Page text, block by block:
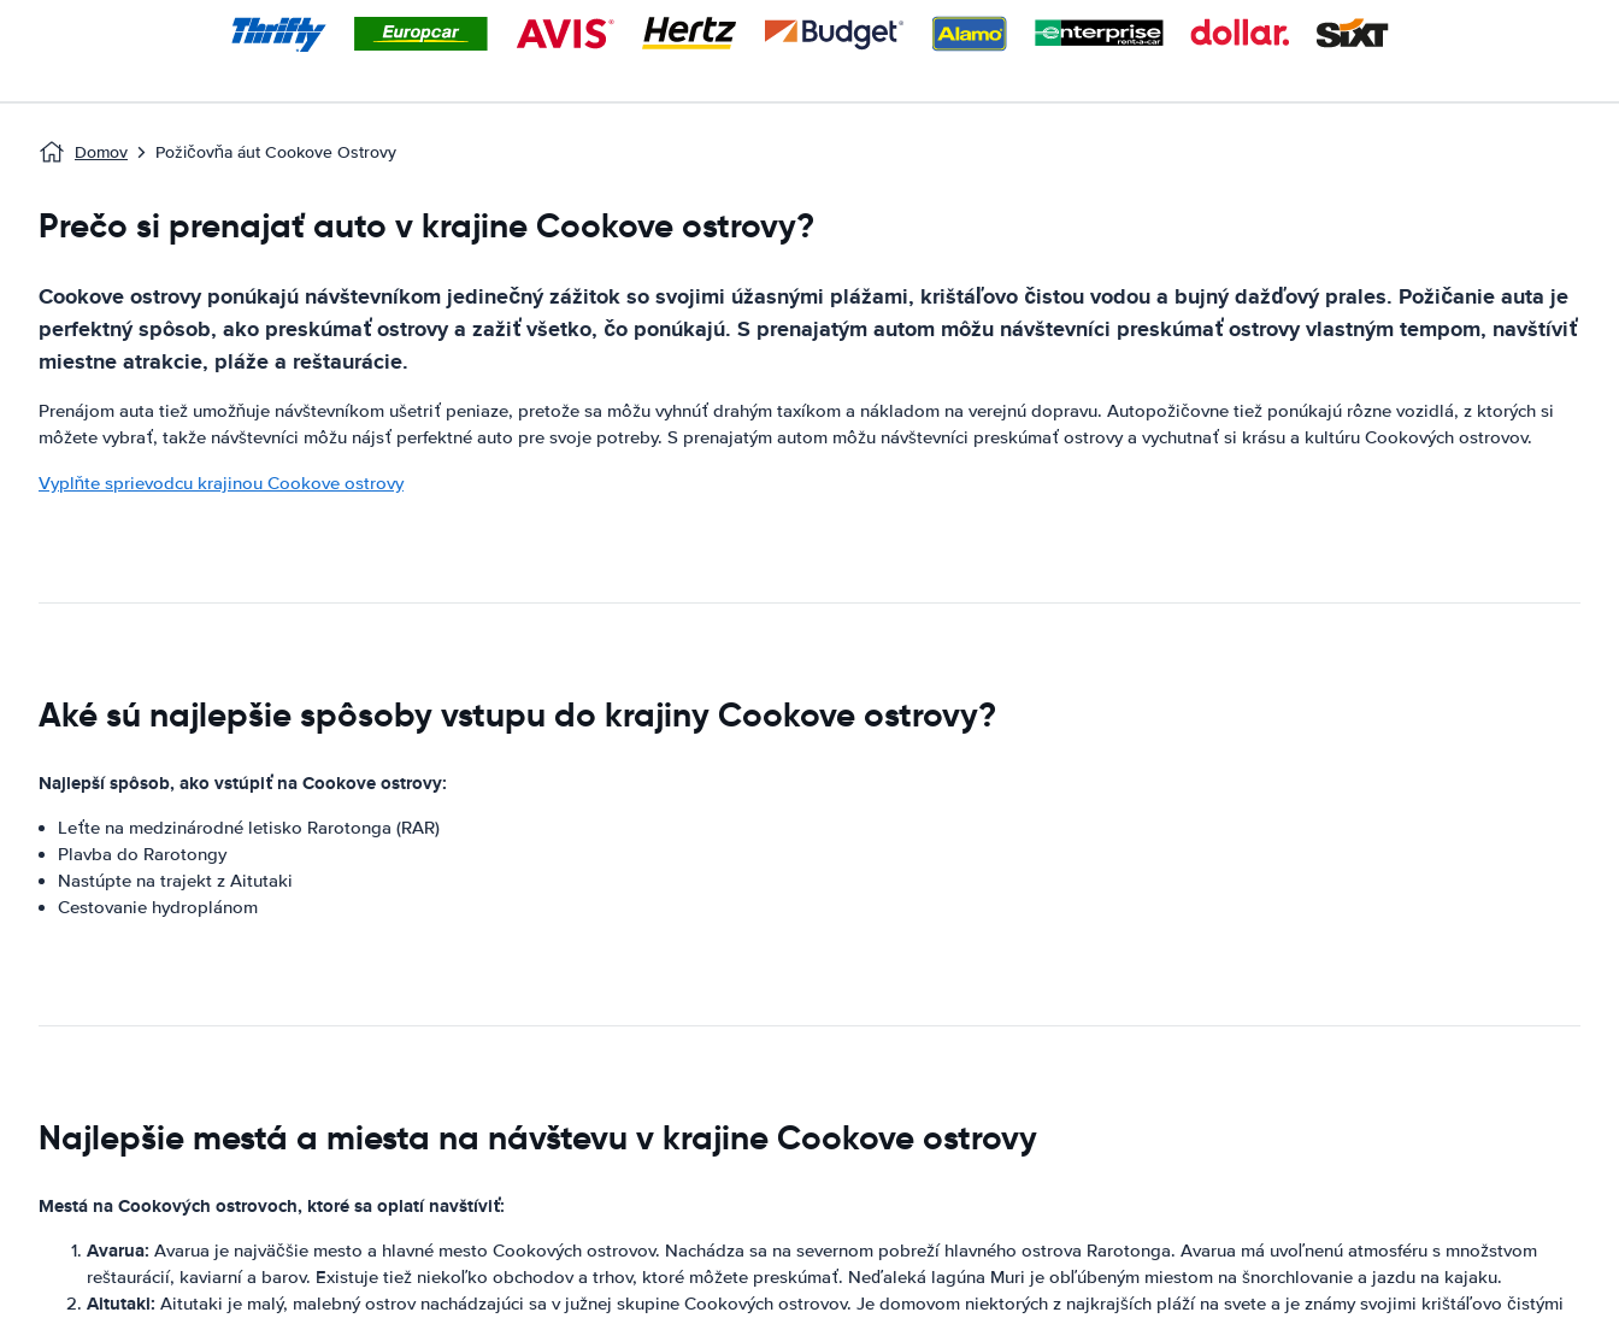
Domov Požičovňa áut Cookove Ostrovy
Prečo si prenajať auto v krajine Cookove ostrovy?
Cookove ostrovy ponúkajú návštevníkom jedinečný zážitok so svojimi úžasnými plážami, krištáľovo čistou vodou a bujný dažďový prales. Požičanie auta je
perfektný spôsob, ako preskúmať ostrovy a zažiť všetko, čo ponúkajú. S prenajatým autom môžu návštevníci preskúmať ostrovy vlastným tempom, navštíviť
miestne atrakcie, pláže a reštaurácie.
Prenájom auta tiež umožňuje návštevníkom ušetriť peniaze, pretože sa môžu vyhnúť drahým taxíkom a nákladom na verejnú dopravu. Autopožičovne tiež ponúkajú rôzne vozidlá, z ktorých si
môžete vybrať, takže návštevníci môžu nájsť perfektné auto pre svoje potreby. S prenajatým autom môžu návštevníci preskúmať ostrovy a vychutnať si krásu a kultúru Cookových ostrovov.
Vyplňte sprievodcu krajinou Cookove ostrovy
Aké sú najlepšie spôsoby vstupu do krajiny Cookove ostrovy?
Najlepší spôsob, ako vstúpiť na Cookove ostrovy:
Leťte na medzinárodné letisko Rarotonga (RAR)
Plavba do Rarotongy
Nastúpte na trajekt z Aitutaki
Cestovanie hydroplánom
Najlepšie mestá a miesta na návštevu v krajine Cookove ostrovy
Mestá na Cookových ostrovoch, ktoré sa oplatí navštíviť:
Avarua: Avarua je najväčšie mesto a hlavné mesto Cookových ostrovov. Nachádza sa na severnom pobreží hlavného ostrova Rarotonga. Avarua má uvoľnenú atmosféru s množstvom
reštaurácií, kaviarní a barov. Existuje tiež niekoľko obchodov a trhov, ktoré môžete preskúmať. Neďaleká lagúna Muri je obľúbeným miestom na šnorchlovanie a jazdu na kajaku.
Aitutaki: Aitutaki je malý, malebný ostrov nachádzajúci sa v južnej skupine Cookových ostrovov. Je domovom niektorých z najkrajších pláží na svete a je známy svojimi krištáľovo čistými